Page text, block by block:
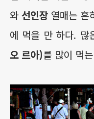
와 선인장 열매는 흔
에 먹을 만 하다. 많
오 르아)를 많이 먹